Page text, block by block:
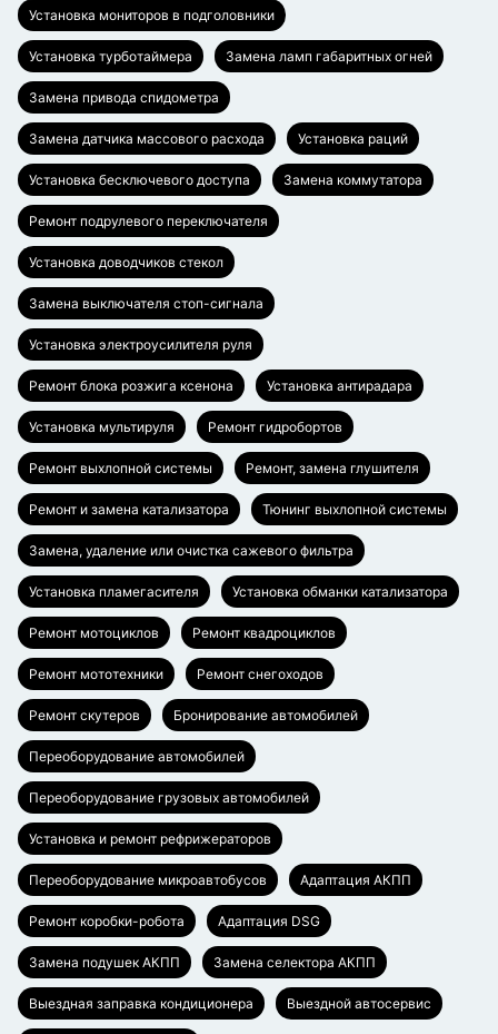
Установка мониторов в подголовники
Установка турботаймера Замена ламп габаритных огней
Замена привода спидометра
Замена датчика массового расхода Установка раций
Установка бесключевого доступа Замена коммутатора
Ремонт подрулевого переключателя
Установка доводчиков стекол
Замена выключателя стоп-сигнала
Установка электроусилителя руля
Ремонт блока розжига ксенона Установка антирадара
Установка мультируля Ремонт гидробортов
Ремонт выхлопной системы Ремонт, замена глушителя
Ремонт и замена катализатора Тюнинг выхлопной системы
Замена, удаление или очистка сажевого фильтра
Установка пламегасителя Установка обманки катализатора
Ремонт мотоциклов Ремонт квадроциклов
Ремонт мототехники Ремонт снегоходов
Ремонт скутеров Бронирование автомобилей
Переоборудование автомобилей
Переоборудование грузовых автомобилей
Установка и ремонт рефрижераторов
Переоборудование микроавтобусов Адаптация АКПП
Ремонт коробки-робота Адаптация DSG
Замена подушек АКПП Замена селектора АКПП
Выездная заправка кондиционера Выездной автосервис